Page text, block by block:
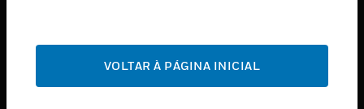
SERVIÇOS
INDUSTRIAS
VOLTAR À PÁGINA INICIAL